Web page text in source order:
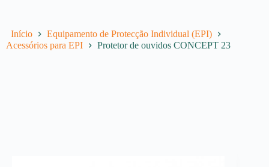
Início
Equipamento de Protecção Individual (EPI)
Acessórios para EPI
Protetor de ouvidos CONCEPT 23